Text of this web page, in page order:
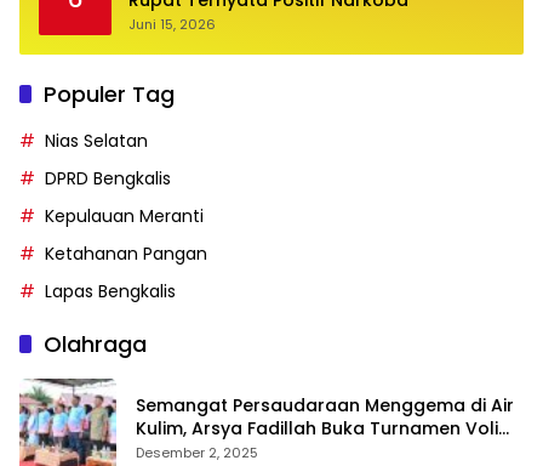
Juni 15, 2026
Populer Tag
Nias Selatan
DPRD Bengkalis
Kepulauan Meranti
Ketahanan Pangan
Lapas Bengkalis
Olahraga
Semangat Persaudaraan Menggema di Air
Kulim, Arsya Fadillah Buka Turnamen Voli
Bermasa Cup II
Desember 2, 2025